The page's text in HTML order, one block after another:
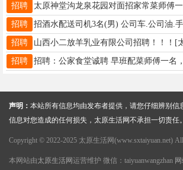
招聘
招聘
招聘
招聘
声明： 本站所有信息均由发布者提供，请您仔细辨别信
信息对您造成的任何损失，太原生活网不承担一切责任。
Copyright © 2022-2025 太原生活网(www.sxtaiyuan.net) All
本网站由太原生活网 运营维护 微信：taiyuanwangzhan